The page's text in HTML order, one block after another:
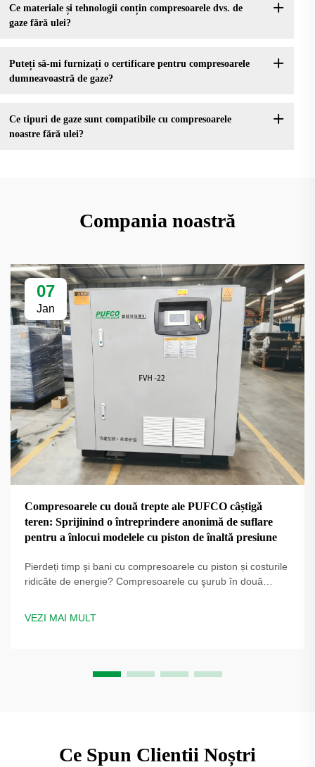
Ce materiale și tehnologii conțin compresoarele dvs. de
gaze fără ulei?
Puteți să-mi furnizați o certificare pentru compresoarele
dumneavoastră de gaze?
Ce tipuri de gaze sunt compatibile cu compresoarele
noastre fără ulei?
Compania noastră
07
Jan
Compresoarele cu două trepte ale PUFCO câștigă
teren: Sprijinind o întreprindere anonimă de suflare
pentru a înlocui modelele cu piston de înaltă presiune
Pierdeți timp și bani cu compresoarele cu piston și costurile
ridicăte de energie? Compresoarele cu şurub în două
solicitați o evaluare a soluției.
VEZI MAI MULT
Ce Spun Clientii Noștri